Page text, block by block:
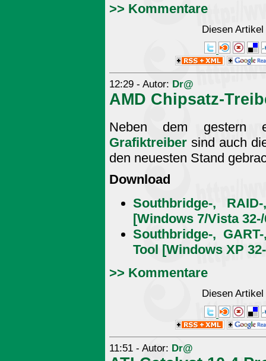
>> Kommentare
Diesen
12:29 - Autor: Dr@
AMD Chipsatz-
Neben dem gestern
Grafiktreiber sind auch
den neuesten Stand
Download
Southbridge-,
[Windows 7/Vista
Southbridge-,
Tool [Windows XP
>> Kommentare
Diesen
11:51 - Autor: Dr@